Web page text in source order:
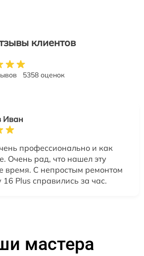
клиентов
5358 оценок
Иван
профессионально и как
Очень рад, что нашел эту
время. С непростым ремонтом
Plus справились за час.
мастера